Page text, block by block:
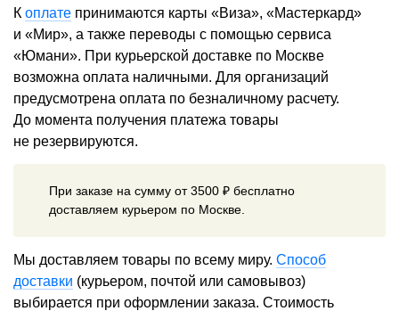
К оплате принимаются карты «Виза», «Мастеркард»
и «Мир», а также переводы с помощью сервиса
«Юмани». При курьерской доставке по Москве
возможна оплата наличными. Для организаций
предусмотрена оплата по безналичному расчету.
До момента получения платежа товары
не резервируются.
При заказе на сумму от 3500 ₽ бесплатно
доставляем курьером по Москве.
Мы доставляем товары по всему миру. Способ
доставки (курьером, почтой или самовывоз)
выбирается при оформлении заказа. Стоимость